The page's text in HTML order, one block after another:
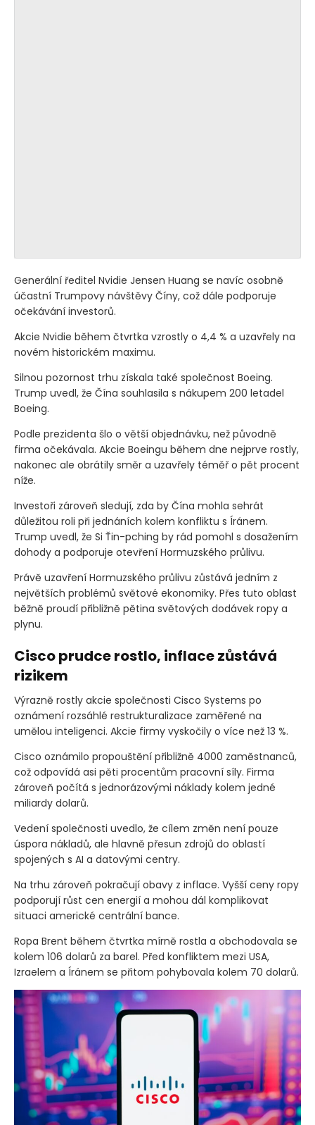
Generální ředitel Nvidie Jensen Huang se navíc osobně
účastní Trumpovy návštěvy Číny, což dále podporuje
očekávání investorů.
Akcie Nvidie během čtvrtka vzrostly o 4,4 % a uzavřely na
novém historickém maximu.
Silnou pozornost trhu získala také společnost Boeing.
Trump uvedl, že Čína souhlasila s nákupem 200 letadel
Boeing.
Podle prezidenta šlo o větší objednávku, než původně
firma očekávala. Akcie Boeingu během dne nejprve rostly,
nakonec ale obrátily směr a uzavřely téměř o pět procent
níže.
Investoři zároveň sledují, zda by Čína mohla sehrát
důležitou roli při jednáních kolem konfliktu s Íránem.
Trump uvedl, že Si Ťin-pching by rád pomohl s dosažením
dohody a podporuje otevření Hormuzského průlivu.
Právě uzavření Hormuzského průlivu zůstává jedním z
největších problémů světové ekonomiky. Přes tuto oblast
běžně proudí přibližně pětina světových dodávek ropy a
plynu.
Cisco prudce rostlo, inflace zůstává
rizikem
Výrazně rostly akcie společnosti Cisco Systems po
oznámení rozsáhlé restrukturalizace zaměřené na
umělou inteligenci. Akcie firmy vyskočily o více než 13 %.
Cisco oznámilo propouštění přibližně 4000 zaměstnanců,
což odpovídá asi pěti procentům pracovní síly. Firma
zároveň počítá s jednorázovými náklady kolem jedné
miliardy dolarů.
Vedení společnosti uvedlo, že cílem změn není pouze
úspora nákladů, ale hlavně přesun zdrojů do oblastí
spojených s AI a datovými centry.
Na trhu zároveň pokračují obavy z inflace. Vyšší ceny ropy
podporují růst cen energií a mohou dál komplikovat
situaci americké centrální bance.
Ropa Brent během čtvrtka mírně rostla a obchodovala se
kolem 106 dolarů za barel. Před konfliktem mezi USA,
Izraelem a Íránem se přitom pohybovala kolem 70 dolarů.